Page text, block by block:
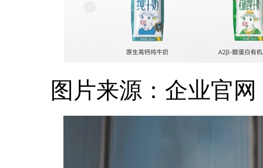
图片来源：企业官网